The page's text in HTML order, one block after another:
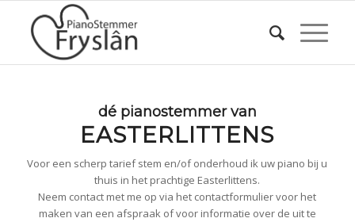
dé pianostemmer van
EASTERLITTENS
Voor een scherp tarief stem en/of onderhoud ik uw piano bij u
thuis in het prachtige Easterlittens.
Neem contact met me op via het contactformulier voor het
maken van een afspraak of voor informatie over de uit te